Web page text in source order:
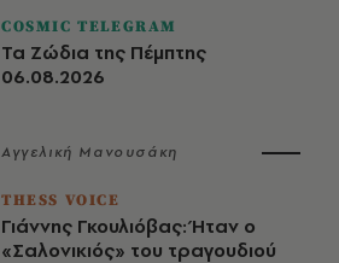
COSMIC TELEGRAM
Τα Ζώδια της Πέμπτης
06.08.2026
Αγγελική Μανουσάκη
THESS VOICE
Γιάννης Γκουλιόβας: Ήταν ο
«Σαλονικιός» του τραγουδιού